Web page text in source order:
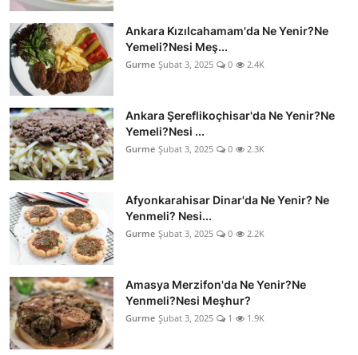
Ankara Kızılcahamam'da Ne Yenir?Ne
Yemeli?Nesi Meş...
Gurme Şubat 3, 2025 0 2.4K
Ankara Şereflikoçhisar'da Ne Yenir?Ne
Yemeli?Nesi ...
Gurme Şubat 3, 2025 0 2.3K
Afyonkarahisar Dinar'da Ne Yenir? Ne
Yenmeli? Nesi...
Gurme Şubat 3, 2025 0 2.2K
Amasya Merzifon'da Ne Yenir?Ne
Yenmeli?Nesi Meşhur?
Gurme Şubat 3, 2025 1 1.9K